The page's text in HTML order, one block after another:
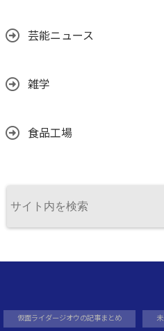
芸能ニュース
雑学
食品工場
仮面ライダージオウの記事まとめ